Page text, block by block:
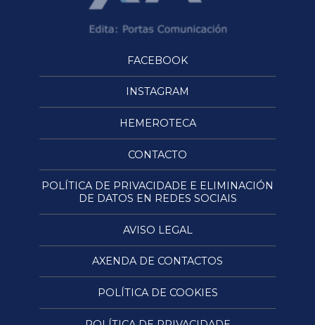
FACEBOOK
INSTAGRAM
HEMEROTECA
CONTACTO
POLÍTICA DE PRIVACIDADE E ELIMINACIÓN
DE DATOS EN REDES SOCIAIS
AVISO LEGAL
AXENDA DE CONTACTOS
POLÍTICA DE COOKIES